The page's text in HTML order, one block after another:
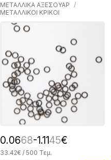
ΜΕΤΑΛΛΙΚΑ ΑΞΕΣΟΥΑΡ
ΜΕΤΑΛΛΙΚΟΙ ΚΡΙΚΟΙ
0.0668-1.1145€
33.42€ / 500 Τεμ.